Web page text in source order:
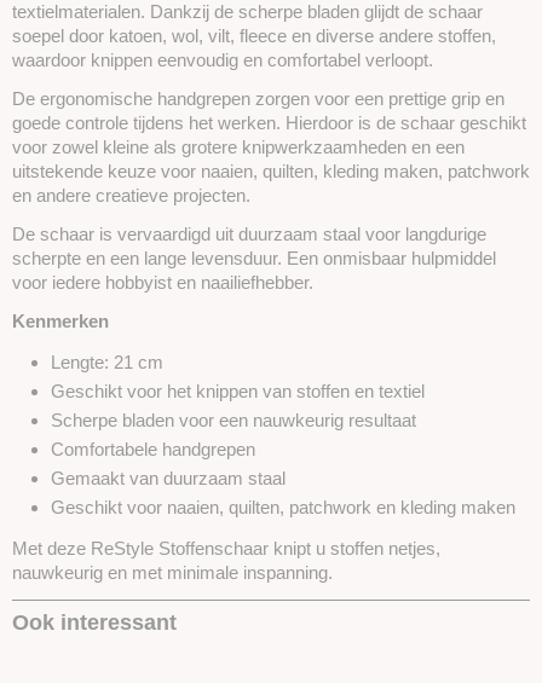
textielmaterialen. Dankzij de scherpe bladen glijdt de schaar
soepel door katoen, wol, vilt, fleece en diverse andere stoffen,
waardoor knippen eenvoudig en comfortabel verloopt.
De ergonomische handgrepen zorgen voor een prettige grip en
goede controle tijdens het werken. Hierdoor is de schaar geschikt
voor zowel kleine als grotere knipwerkzaamheden en een
uitstekende keuze voor naaien, quilten, kleding maken, patchwork
en andere creatieve projecten.
De schaar is vervaardigd uit duurzaam staal voor langdurige
scherpte en een lange levensduur. Een onmisbaar hulpmiddel
voor iedere hobbyist en naailiefhebber.
Kenmerken
Lengte: 21 cm
Geschikt voor het knippen van stoffen en textiel
Scherpe bladen voor een nauwkeurig resultaat
Comfortabele handgrepen
Gemaakt van duurzaam staal
Geschikt voor naaien, quilten, patchwork en kleding maken
Met deze ReStyle Stoffenschaar knipt u stoffen netjes,
nauwkeurig en met minimale inspanning.
Ook interessant